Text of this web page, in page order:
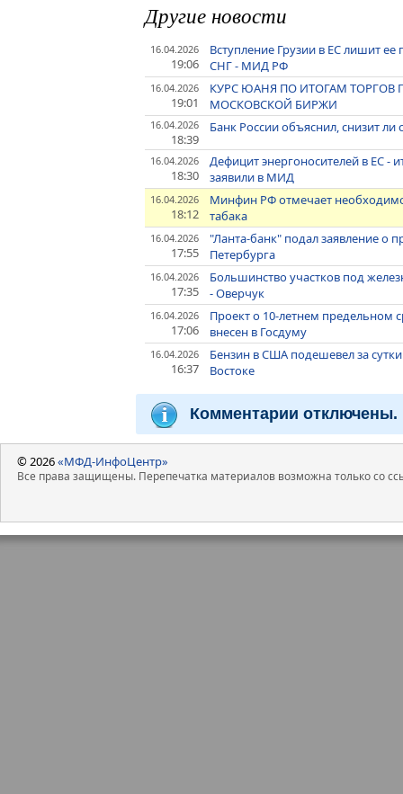
Другие новости
16.04.2026
19:06
Вступление Грузии в ЕС лишит
СНГ - МИД РФ
16.04.2026
19:01
КУРС ЮАНЯ ПО ИТОГАМ ТОРГОВ
МОСКОВСКОЙ БИРЖИ
16.04.2026
18:39
Банк России объяснил, снизит
16.04.2026
18:30
Дефицит энергоносителей в ЕС -
заявили в МИД
16.04.2026
18:12
Минфин РФ отмечает
табака
16.04.2026
17:55
"Ланта-банк" подал заявление о
Петербурга
16.04.2026
17:35
Большинство участков под
- Оверчук
16.04.2026
17:06
Проект о 10-летнем предельном
внесен в Госдуму
16.04.2026
16:37
Бензин в США подешевел за
Востоке
Комментарии отключены.
© 2026«МФД-ИнфоЦентр»
Все права защищены. Перепечатка материалов возможна только со